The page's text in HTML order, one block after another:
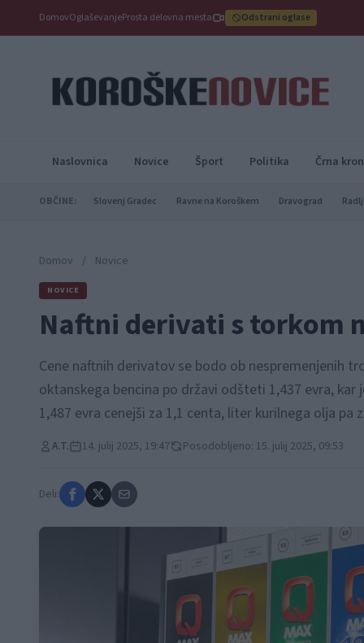
DomovOglaševanjeProsta delovna mesta Odstrani oglase
Naslovnica Novice Šport Politika Črna
OBČINE: Slovenj Gradec Ravne na Koroškem Dravograd
Domov / Novice
NOVICE
Naftni derivati s torkom
Cene naftnih derivatov se bodo ob nespremenjenih
oktanskega bencina po državi odšteti 1,437 evra,
1,487 evra cenejši za 1,1 centa, liter kurilnega olja pa
A.T. 14. julij 2025, 19:47 Posodobljeno: 15. julij 2025, 09:53
Deli: